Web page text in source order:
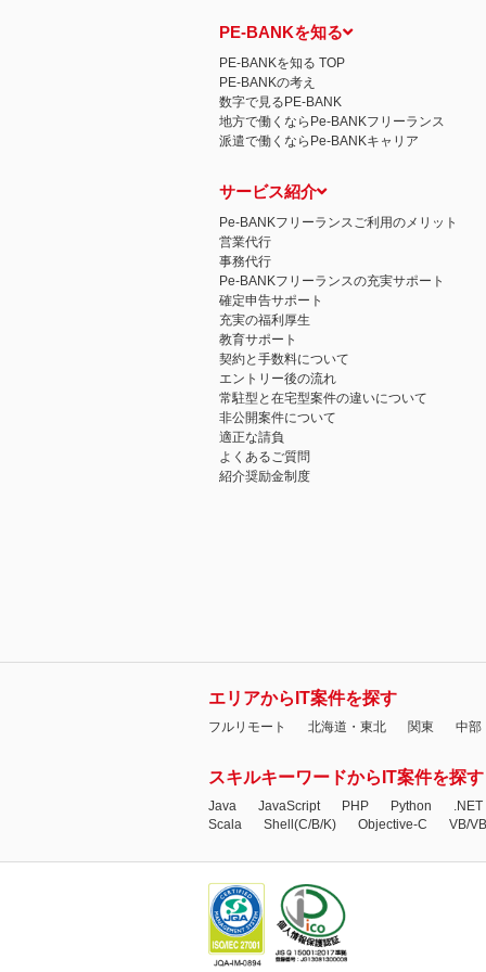
PE-BANKを知る
PE-BANKを知る TOP
PE-BANKの考え
数字で見るPE-BANK
地方で働くならPe-BANKフリーランス
派遣で働くならPe-BANKキャリア
サービス紹介
Pe-BANKフリーランスご利用のメリット
営業代行
事務代行
Pe-BANKフリーランスの充実サポート
確定申告サポート
充実の福利厚生
教育サポート
契約と手数料について
エントリー後の流れ
常駐型と在宅型案件の違いについて
非公開案件について
適正な請負
よくあるご質問
紹介奨励金制度
エリアからIT案件を探す
フルリモート 北海道・東北 関東 中部
スキルキーワードからIT案件を探す
Java JavaScript PHP Python
.NET
Scala
Shell(C/B/K) Objective-C VB/